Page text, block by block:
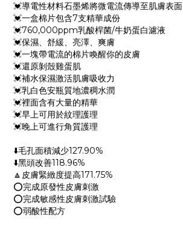
💓導電性材料石墨烯將微電流傳導至肌膚表面
💓一盒棉片包含7支精華成份
💓760,000ppm乳酸桿菌/牛奶蛋白濾液
💓保濕、舒緩、亮澤、爽膚
💓一塊帶電流的棉片喚醒你的皮膚
💓還原剝殼雞蛋肌
💓補水保濕激活肌膚吸收力
💓乳白色安瓶質地濃稠水潤
💓裡面含有大量的精華
💓早上可用於紋理護理
💓晚上可進行角質護理
⬇️毛孔面積減少127.90%
⬇️黑頭改善118.96%
🔼皮膚緊緻度提高171.75%
⭕完成原發性皮膚刺激
⭕完成敏感性皮膚刺激試驗
⭕弱酸性配方